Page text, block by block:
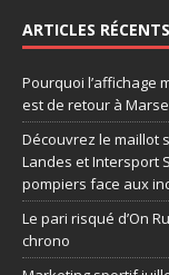
ARTICLES RÉCENTS
Pourquoi l’affichage
est de retour à
Découvrez le maillot
Landes et Intersport
pompiers face aux
Le pari risqué d’On
chrono